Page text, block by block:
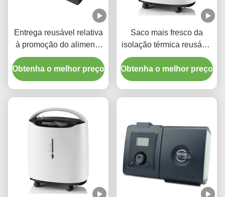
Entrega reusável relativa
à promoção do alimento
da pizza do saco da
isolação térmica portátil
Obtenha o melhor preço
Saco mais fresco da
isolação térmica reusável
do sanduíche para o fruto
do hamburguer
Obtenha o melhor preço